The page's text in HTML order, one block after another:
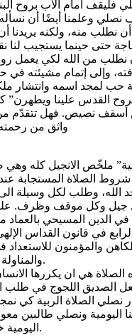
نصلي وعلمنا أيضًا أن
أن نطلب منه، ولكنه يريدنا
حتى حينما يستجيب لنا
نطلب من الله لكي يعمل
وإلى إتمام مشيئته في
حب لمجد اسمه وانتشار
القدس علينا
أسقف نصيص. فهل تتقدّم
واثق من
ملخّص الانجيل كله
الصلاة المستجابة
الله، وطلب لكل وسيلة
جيل وكل موقف وظرف.
في الدين المسيحي بالعماد
في قانون القداس
والمؤمنون للاستعداد
والمناولة القربان الاقدس.
هي ان يكررها
الصديق اللجوج في طلب
نصلي الصلاة الربية كي
اليومية ونصلي طالبين
اليومية خاصة في تجاربنا.